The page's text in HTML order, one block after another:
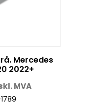
Mercedes
2022+
MVA